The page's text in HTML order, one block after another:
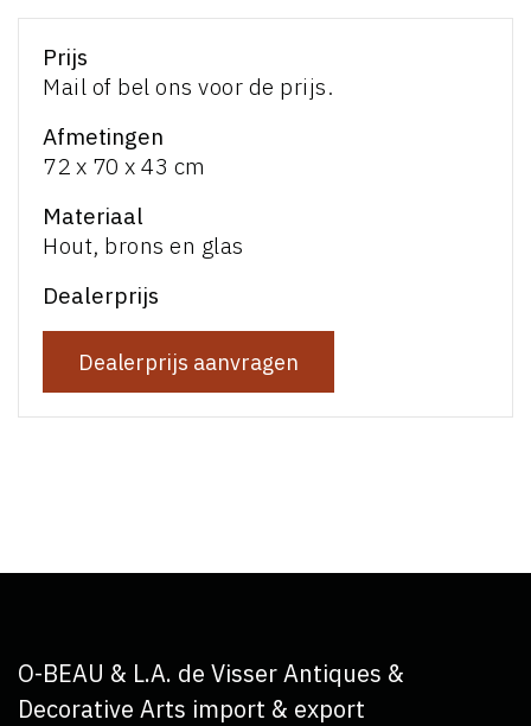
Prijs
Mail of bel ons voor de prijs.
Afmetingen
72 x 70 x 43 cm
Materiaal
Hout, brons en glas
Dealerprijs
Dealerprijs aanvragen
O-BEAU & L.A. de Visser Antiques &
Decorative Arts import & export